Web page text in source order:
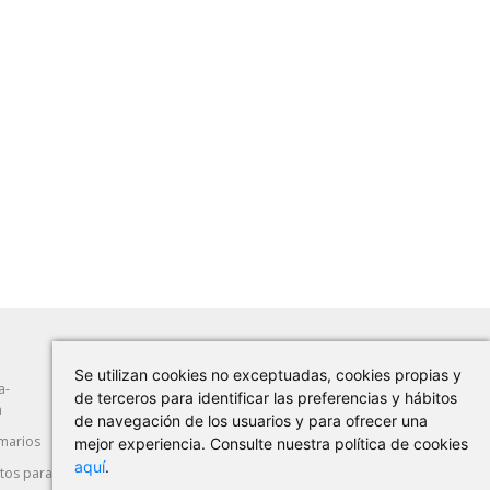
Se utilizan cookies no exceptuadas, cookies propias y
de terceros para identificar las preferencias y hábitos
de navegación de los usuarios y para ofrecer una
mejor experiencia. Consulte nuestra política de cookies
aquí.
Abrasión Herramientas Manuales
Máquina-Herramienta
Corte y Deformación
para
Seguridad Laboral